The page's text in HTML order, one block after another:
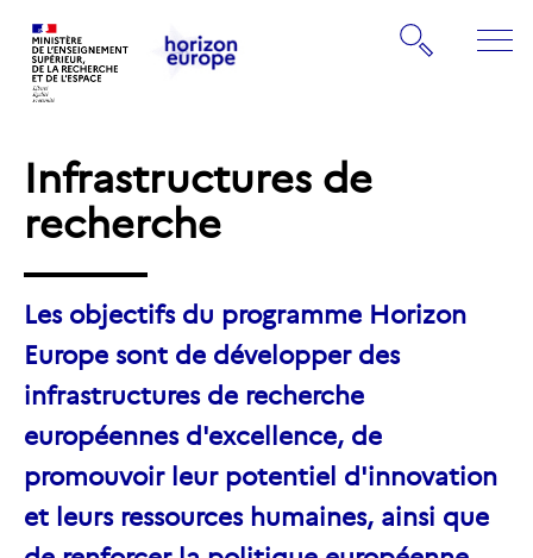
d'accueil
page
d'accueil
Rechercher
Infrastructures de
recherche
Les objectifs du programme Horizon
Europe sont de développer des
infrastructures de recherche
européennes d'excellence, de
promouvoir leur potentiel d'innovation
et leurs ressources humaines, ainsi que